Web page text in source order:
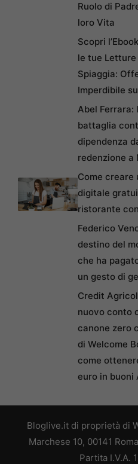
Ruolo di
loro Vita
Scopri
le tue
Spiaggia:
Imperdibile
Abel Ferrara:
battaglia
dipendenza
redenzione a
Come creare
digitale
ristorante
Federico
destino del
che ha
un gesto di
Credit
nuovo conto
canone zero
di Welcome
come
euro in buoni
Bloglive.it di proprietà di
Marchese 10, 00141
Partita I.V.A.